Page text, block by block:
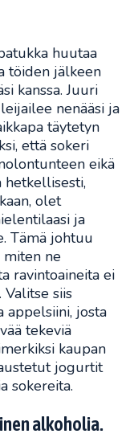
huutaa
töiden jälkeen
kanssa. Juuri
nenääsi ja
täytetyn
että sokeri
eikä
hetkellisesti,
olet
ja
Tämä johtuu
miten ne
ravintoaineita ei
siis
appelsiini, josta
tekeviä
kaupan
jogurtit
sokereita.
alkoholia.